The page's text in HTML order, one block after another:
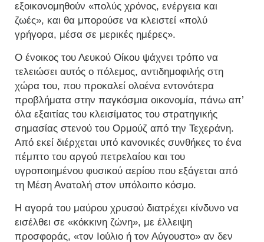
εξοικονομηθούν «πολύς χρόνος, ενέργεια και
ζωές», και θα μπορούσε να κλειστεί «πολύ
γρήγορα, μέσα σε μερικές ημέρες».
Ο ένοικος του Λευκού Οίκου ψάχνει τρόπο να
τελειώσει αυτός ο πόλεμος, αντιδημοφιλής στη
χώρα του, που προκαλεί ολοένα εντονότερα
προβλήματα στην παγκόσμια οικονομία, πάνω απ’
όλα εξαιτίας του κλεισίματος του στρατηγικής
σημασίας στενού του Ορμούζ από την Τεχεράνη.
Από εκεί διέρχεται υπό κανονικές συνθήκες το ένα
πέμπτο του αργού πετρελαίου και του
υγροποιημένου φυσικού αερίου που εξάγεται από
τη Μέση Ανατολή στον υπόλοιπο κόσμο.
Η αγορά του μαύρου χρυσού διατρέχει κίνδυνο να
εισέλθει σε «κόκκινη ζώνη», με έλλειψη
προσφοράς, «τον Ιούλιο ή τον Αύγουστο» αν δεν